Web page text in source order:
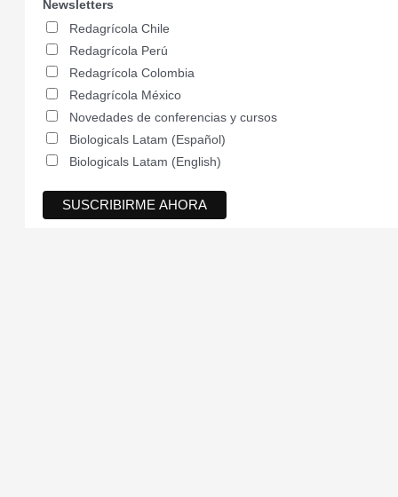
Newsletters
Redagrícola Chile
Redagrícola Perú
Redagrícola Colombia
Redagrícola México
Novedades de conferencias y cursos
Biologicals Latam (Español)
Biologicals Latam (English)